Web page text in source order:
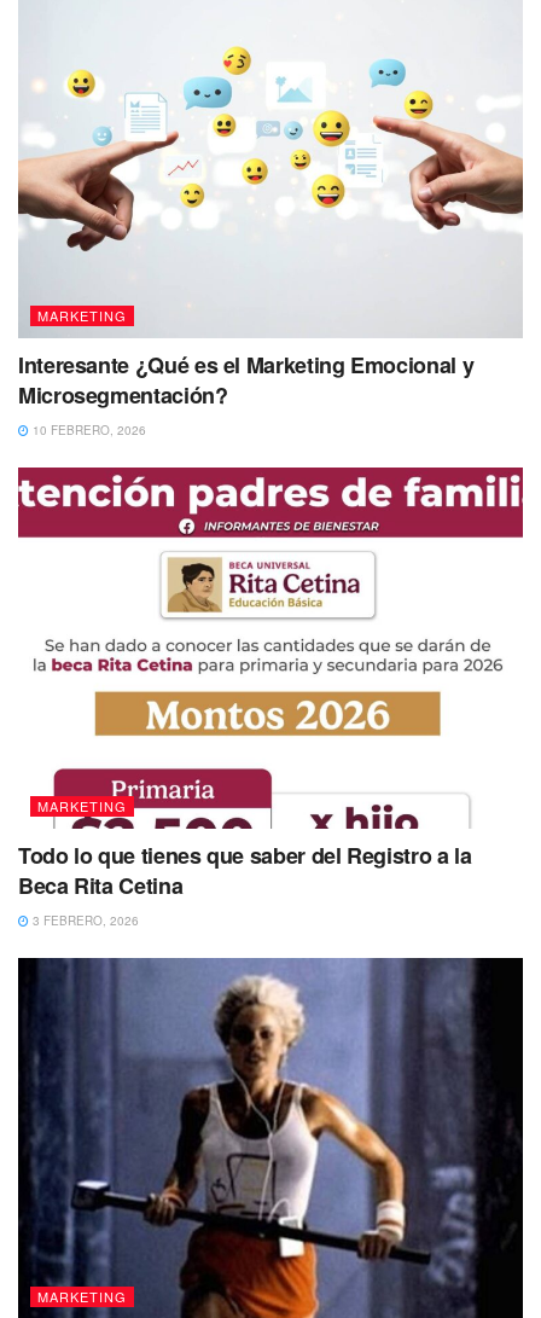
MARKETING
Interesante ¿Qué es el Marketing Emocional y
Microsegmentación?
10 FEBRERO, 2026
MARKETING
Todo lo que tienes que saber del Registro a la
Beca Rita Cetina
3 FEBRERO, 2026
MARKETING